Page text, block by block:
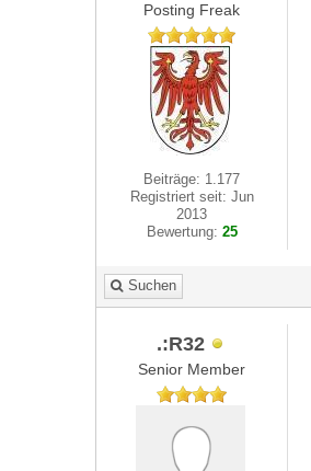
Posting Freak
Beiträge: 1.177
Registriert seit: Jun
2013
Bewertung: 25
Suchen
.:R32
Senior Member